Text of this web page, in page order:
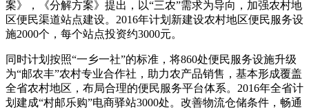
案》，《分解方案》提出，以“三农”需求为导向，加强农村地
区便民渠道站点建设。2016年计划新建设农村地区便民服务设
施2000个，每个站点投资约3000元。
同时计划按照“一乡一社”的标准，将860处便民服务设施升级
为“邮农丰”农村专业合作社，助力农产品销售，基本形成覆盖
全省农村地区，布局合理的便民服务平台体系。2016年全省计
划建成“村邮乐购”电商驿站3000处。改善物流仓储条件，畅通